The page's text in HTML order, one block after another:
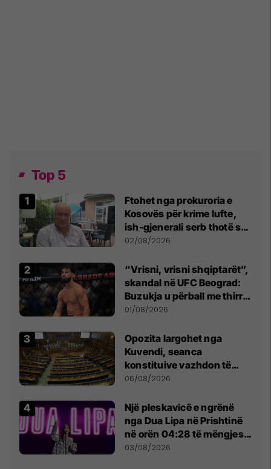
Top 5
Ftohet nga prokuroria e
Kosovës për krime lufte,
ish-gjenerali serb thotë se
dikush e tradhtoi në
02/08/2026
“Vrisni, vrisni shqiptarët”,
skandal në UFC Beograd:
Buzukja u përball me thirrje
anti-shqiptare nga
01/08/2026
Opozita largohet nga
Kuvendi, seanca
konstituive vazhdon të
shtunën në orën 11:00
06/08/2026
Një pleskavicë e ngrënë
nga Dua Lipa në Prishtinë
në orën 04:28 të mëngjesit
- dhe bota digjitale serbe
03/08/2026